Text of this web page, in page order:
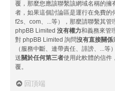
覆，那麼您應該聯繫該網域名稱的擁
者，如果這個討論區是運行在免費的
f2s、com、...等），那麼請聯繫其管
phpBB Limited 沒有權力和義務來管
對 phpBB Limited 詢問沒有直接關係
（服務中斷、連帶責任、誹謗、...
送關於任何第三者使用此軟體的信件
覆。
回頂端